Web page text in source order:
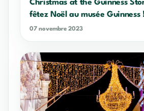
Christmas at the Guinness
fêtez Noël au musée Guinness !
07 novembre 2023